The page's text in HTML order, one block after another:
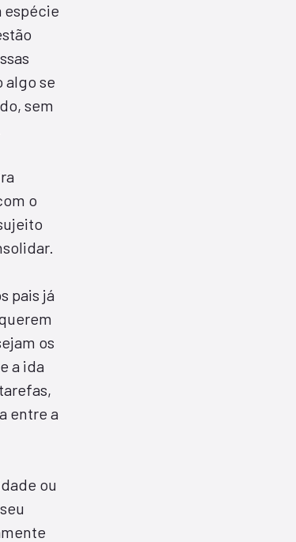
espécie
algo se
sem
o
pais já
os
a ida
entre a
ou